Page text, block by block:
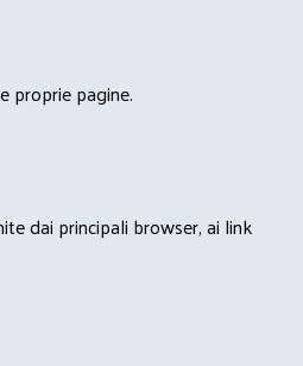
proprie pagine.
dai principali browser, ai link